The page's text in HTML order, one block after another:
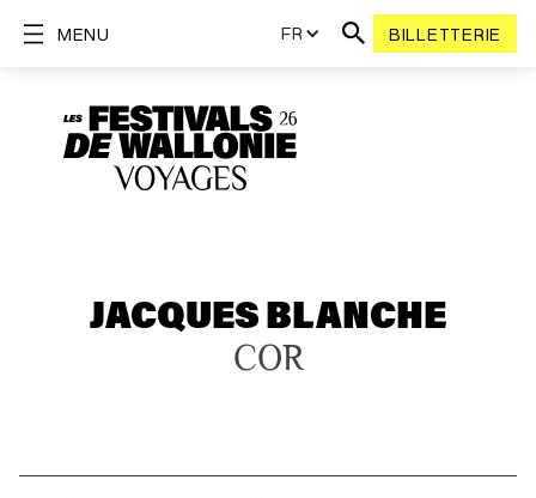
FR BILLETTERIE
MENU
JACQUES BLANCHE
COR